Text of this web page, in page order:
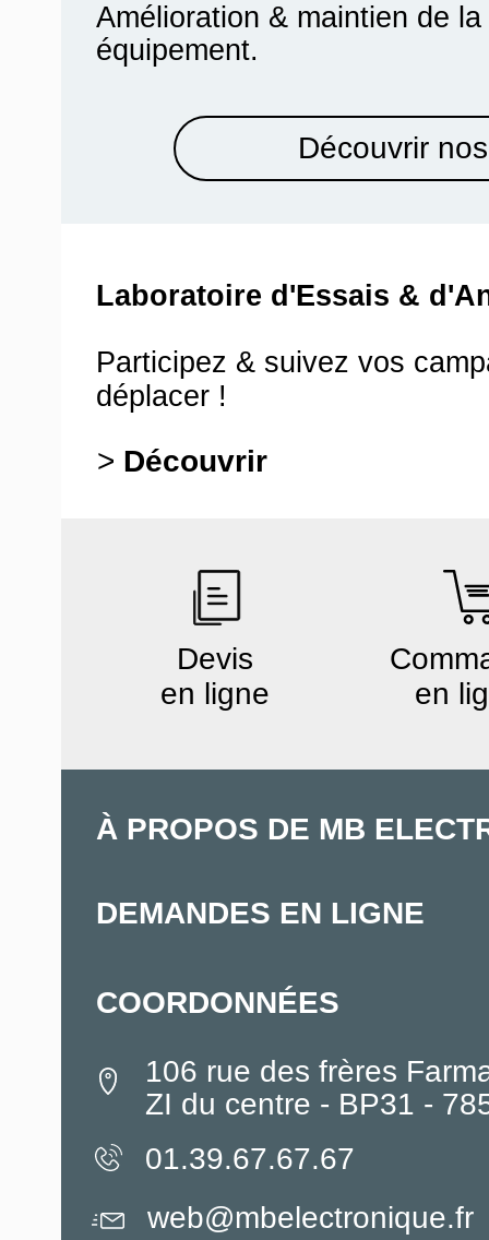
Amélioration & maintien de la
équipement.
Découvrir
Laboratoire d'Essais &
Participez & suivez vos
déplacer !
> Découvrir
Devis
en ligne
en
À PROPOS DE MB
DEMANDES EN LIGNE
COORDONNÉES
106 rue des frères
ZI du centre - BP31 -
01.39.67.67.67
web@mbelectronique.fr